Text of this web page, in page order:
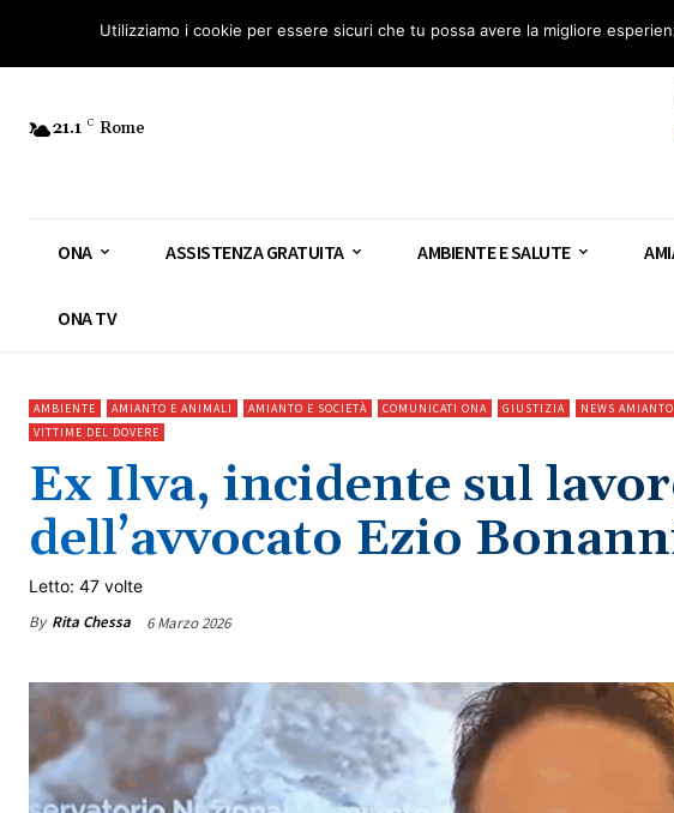
Osservatorio Nazionale Amianto: aderisci Diventa Guardia Nazionale Amianto – AGN
21.1 C Rome
ONA ASSISTENZA GRATUITA AMBIENTE E SALUTE
ONA TV
AMBIENTE AMIANTO E ANIMALI AMIANTO E SOCIETÀ COMUNICATI ONA GIUSTIZIA NEWS AMIANTO
VITTIME DEL DOVERE
Ex Ilva, incidente sul
dell’avvocato Ezio
Letto: 47 volte
By Rita Chessa 6 Marzo 2026
Utilizziamo i cookie per essere sicuri che tu possa avere la migliore